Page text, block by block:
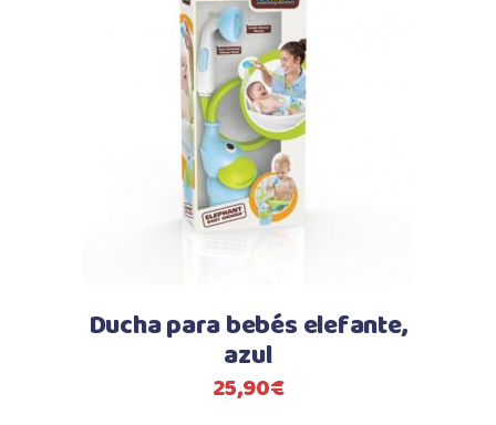
Ducha para bebés elefante,
azul
25,90€